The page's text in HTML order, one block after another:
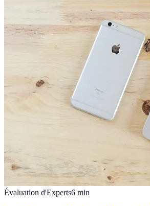
Évaluation d'Experts6 min